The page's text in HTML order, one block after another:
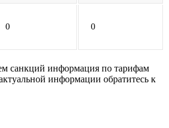
0 0
санкций информация по тарифам
информации обратитесь к